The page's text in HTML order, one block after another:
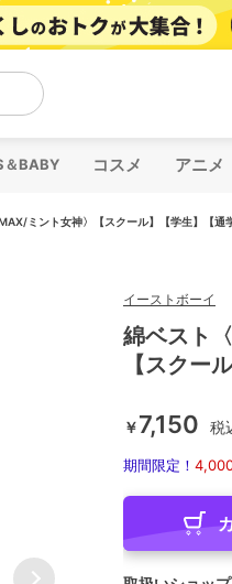
＆BABY コスメ アニメ
ミント女神〉【スクール】【学生】【通
イーストボーイ
綿ベスト
【スクー
￥7,150 税
期間限定！